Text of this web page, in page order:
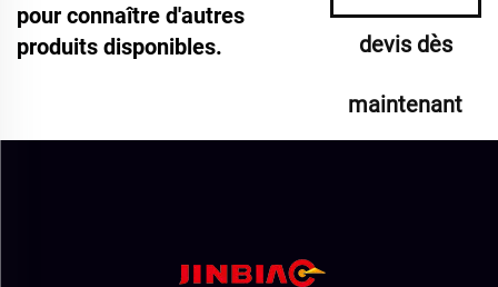
pour connaître d'autres
produits disponibles.
devis dès
maintenant